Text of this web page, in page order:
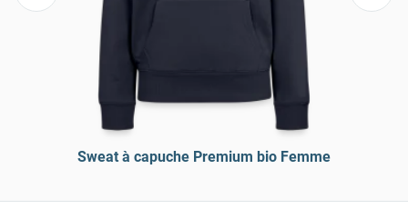
Sweat à capuche Premium bio Femme